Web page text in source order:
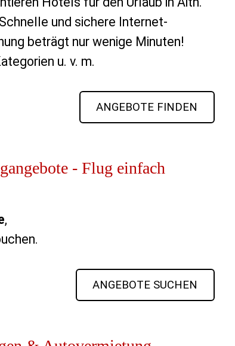
und sichere Internet-
beträgt nur wenige Minuten!
u. v. m.
ANGEBOTE FINDEN
- Flug einfach
,
ANGEBOTE SUCHEN